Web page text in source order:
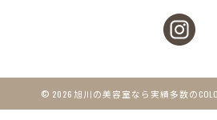
© 2026 旭川の美容室なら実績多数の